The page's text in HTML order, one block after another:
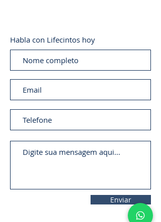
Habla con Lifecintos hoy
Enviar